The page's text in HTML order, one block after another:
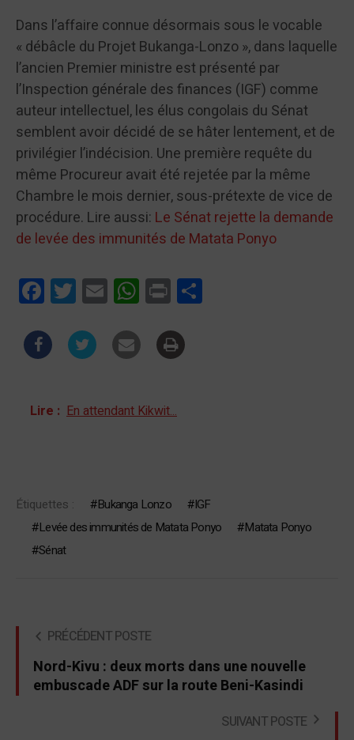
Dans l’affaire connue désormais sous le vocable
« débâcle du Projet Bukanga-Lonzo », dans laquelle
l’ancien Premier ministre est présenté par
l’Inspection générale des finances (IGF) comme
auteur intellectuel, les élus congolais du Sénat
semblent avoir décidé de se hâter lentement, et de
privilégier l’indécision. Une première requête du
même Procureur avait été rejetée par la même
Chambre le mois dernier, sous-prétexte de vice de
procédure. Lire aussi: Le Sénat rejette la demande
de levée des immunités de Matata Ponyo
FacebookTwitterEmail WhatsApp
Print
Lire : En attendant Kikwit...
Étiquettes : Bukanga Lonzo
IGF
Levée des immunités de Matata Ponyo
Matata Ponyo
Sénat
PRÉCÉDENT POSTE
Nord-Kivu : deux morts dans une nouvelle
embuscade ADF sur la route Beni-Kasindi
SUIVANT POSTE